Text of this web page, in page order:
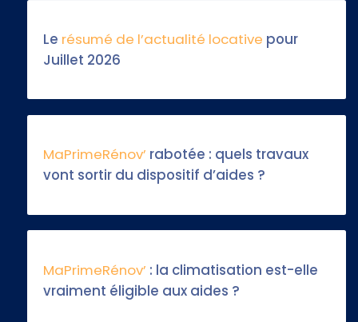
Le résumé de l’actualité locative pour
Juillet 2026
MaPrimeRénov’ rabotée : quels travaux
vont sortir du dispositif d’aides ?
MaPrimeRénov’ : la climatisation est-elle
vraiment éligible aux aides ?